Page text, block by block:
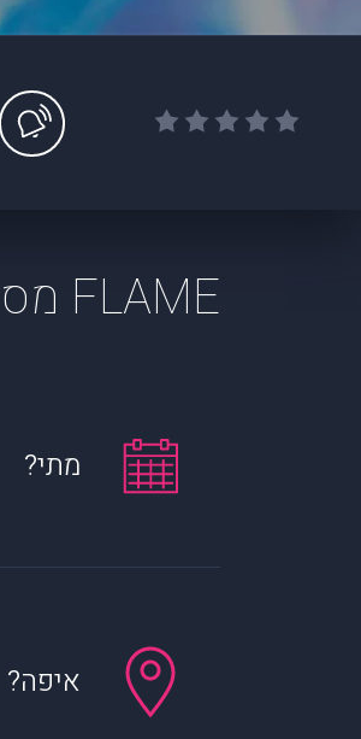
FLAME מסיבה ישראלית | זאפה הרצליה
מתי?
איפה?